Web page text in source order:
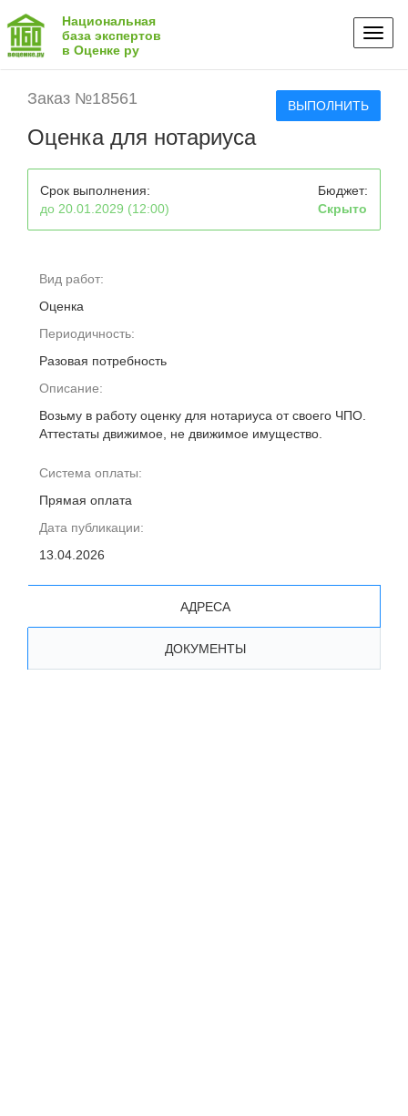
Национальная
база экспертов
в Оценке ру
Заказ №18561 ВЫПОЛНИТЬ
Оценка для нотариуса
Срок выполнения:
до 20.01.2029 (12:00)
Бюджет:
Скрыто
Вид работ:
Оценка
Периодичность:
Разовая потребность
Описание:
Возьму в работу оценку для нотариуса от своего ЧПО.
Аттестаты движимое, не движимое имущество.
Система оплаты:
Прямая оплата
Дата публикации:
13.04.2026
АДРЕСА
ДОКУМЕНТЫ